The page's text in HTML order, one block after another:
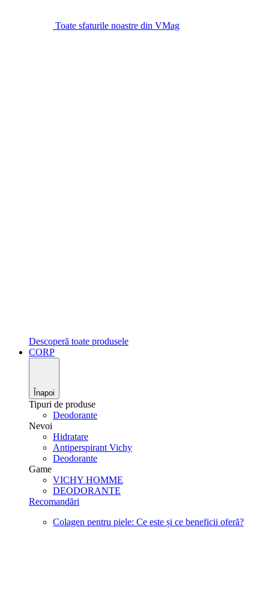
Toate sfaturile noastre din VMag
Descoperă toate produsele
CORP
Înapoi
Tipuri de produse
Deodorante
Nevoi
Hidratare
Antiperspirant Vichy
Deodorante
Game
VICHY HOMME
DEODORANTE
Recomandări
Colagen pentru piele: Ce este și ce beneficii oferă?